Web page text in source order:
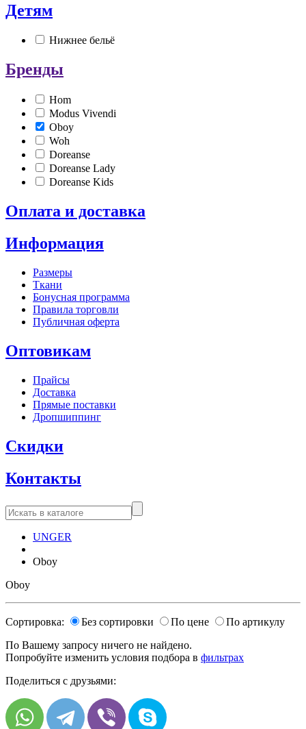
Детям
Нижнее бельё
Бренды
Hom
Modus Vivendi
Oboy
Woh
Doreanse
Doreanse Lady
Doreanse Kids
Оплата и доставка
Информация
Размеры
Ткани
Бонусная программа
Правила торговли
Публичная оферта
Оптовикам
Прайсы
Доставка
Прямые поставки
Дропшиппинг
Скидки
Контакты
UNGER
Oboy
Oboy
Сортировка: Без сортировки По цене
По артикулу
По Вашему запросу ничего не найдено.
Попробуйте изменить условия подбора в фильтрах
Поделиться с друзьями: